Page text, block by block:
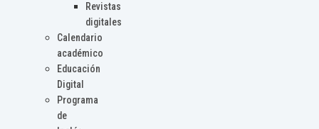
Revistas
digitales
Calendario
académico
Educación
Digital
Programa
de